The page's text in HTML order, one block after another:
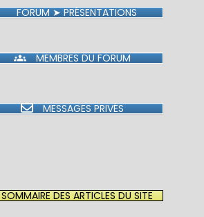
FORUM ➤ PRÉSENTATIONS
MEMBRES DU FORUM
MESSAGES PRIVÉS
SOMMAIRE DES ARTICLES DU SITE